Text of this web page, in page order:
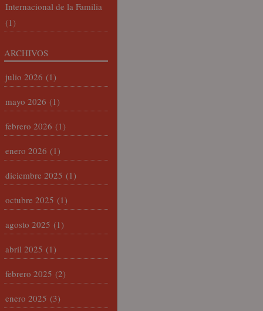
Internacional de la Familia
(1)
ARCHIVOS
julio 2026 (1)
mayo 2026 (1)
febrero 2026 (1)
enero 2026 (1)
diciembre 2025 (1)
octubre 2025 (1)
agosto 2025 (1)
abril 2025 (1)
febrero 2025 (2)
enero 2025 (3)